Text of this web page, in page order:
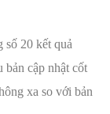
số 20 kết quả
bản cập nhật cốt
xa so với bản